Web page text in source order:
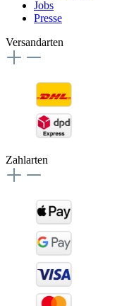
Jobs
Presse
Versandarten
Zahlarten